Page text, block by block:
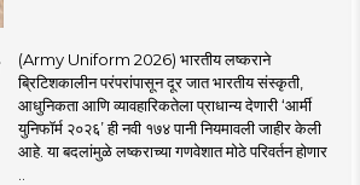
(Army Uniform 2026) भारतीय लष्कराने
ब्रिटिशकालीन परंपरांपासून दूर जात भारतीय संस्कृती,
आधुनिकता आणि व्यावहारिकतेला प्राधान्य देणारी ‘आर्मी
युनिफॉर्म २०२६’ ही नवी १७४ पानी नियमावली जाहीर केली
आहे. या बदलांमुळे लष्कराच्या गणवेशात मोठे परिवर्तन होणार